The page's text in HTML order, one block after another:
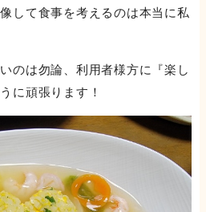
して食事を考えるのは本当に私
のは勿論、利用者様方に『楽し
に頑張ります！